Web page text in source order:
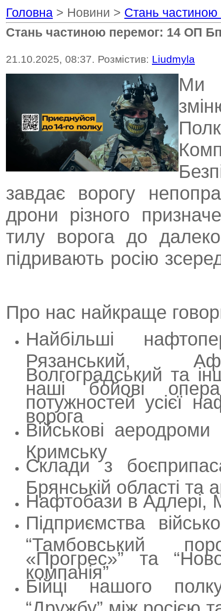
Головна > Новини > Стань
Стань частиною перемог: 14 ОП
21.10.2025, 08:37. Розмістив: Liudmyla
Ми
завдає ворогу
дрони різного
тилу ворога до
підривають росію
Про нас найкраще
Найбільші
Рязанський,
Волгоградський та
наші бойові
потужностей усієї
ворога
Військові
Кримську
Склади з
Брянській області та
Нафтобази в Адлері,
Підприємства
“Тамбовський
«Прогрес»” та
компанія”
Бійці нашого
“Дружбу” між росією